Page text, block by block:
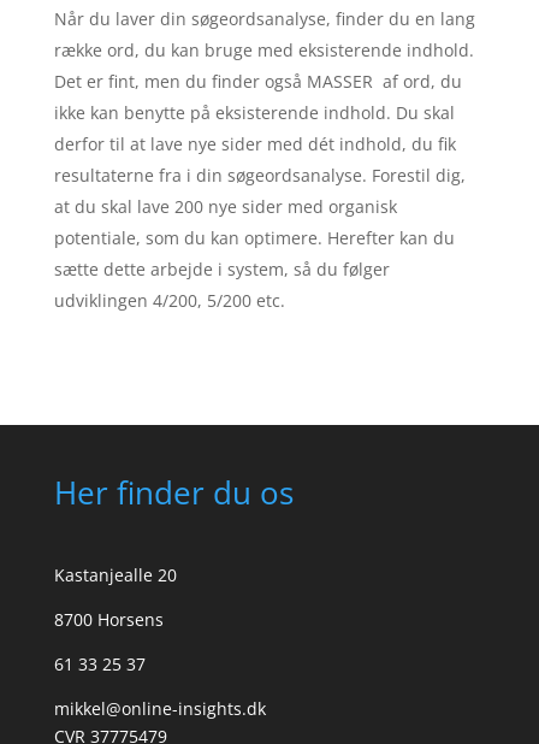
Når du laver din søgeordsanalyse, finder du en lang
række ord, du kan bruge med eksisterende indhold.
Det er fint, men du finder også MASSER af ord, du
ikke kan benytte på eksisterende indhold. Du skal
derfor til at lave nye sider med dét indhold, du fik
resultaterne fra i din søgeordsanalyse. Forestil dig,
at du skal lave 200 nye sider med organisk
potentiale, som du kan optimere. Herefter kan du
sætte dette arbejde i system, så du følger
udviklingen 4/200, 5/200 etc.
Her finder du os
Kastanjealle 20
8700 Horsens
61 33 25 37
mikkel@online-insights.dk
CVR 37775479